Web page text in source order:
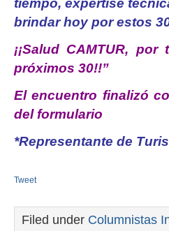
tiempo, expertise
brindar hoy por estos
¡¡Salud CAMTUR,
próximos 30!!”
El encuentro finalizó
del formulario
*Representante de
Tweet
Filed under Columnistas